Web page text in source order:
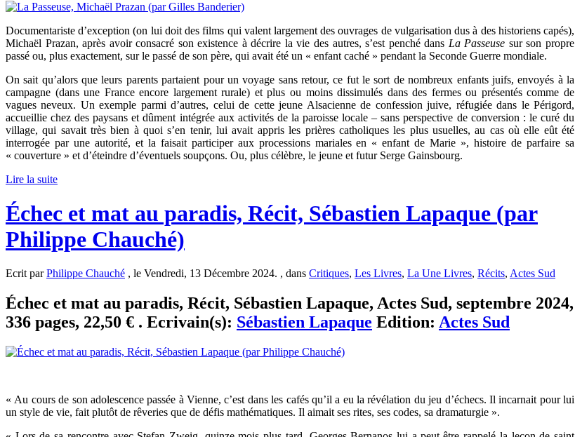
Documentariste d’exception (on lui doit des films qui valent largement des ouvrages de vulgarisation dus à des historiens capés),
Michaël Prazan, après avoir consacré son existence à décrire la vie des autres, s’est penché dans La Passeuse sur son propre
passé ou, plus exactement, sur le passé de son père, qui avait été un « enfant caché » pendant la Seconde Guerre mondiale.
On sait qu’alors que leurs parents partaient pour un voyage sans retour, ce fut le sort de nombreux enfants juifs, envoyés à la
campagne (dans une France encore largement rurale) et plus ou moins dissimulés dans des fermes ou présentés comme de
vagues neveux. Un exemple parmi d’autres, celui de cette jeune Alsacienne de confession juive, réfugiée dans le Périgord,
accueillie chez des paysans et dûment intégrée aux activités de la paroisse locale – sans perspective de conversion : le curé du
village, qui savait très bien à quoi s’en tenir, lui avait appris les prières catholiques les plus usuelles, au cas où elle eût été
interrogée par une autorité, et la faisait participer aux processions mariales en « enfant de Marie », histoire de parfaire sa
« couverture » et d’éteindre d’éventuels soupçons. Ou, plus célèbre, le jeune et futur Serge Gainsbourg.
Lire la suite
Échec et mat au paradis, Récit, Sébastien Lapaque (par
Philippe Chauché)
Ecrit parPhilippe Chauché , le Vendredi, 13 Décembre 2024. , dans Critiques, Les Livres, La Une Livres, Récits, Actes Sud
Échec et mat au paradis, Récit, Sébastien Lapaque, Actes Sud, septembre 2024,
336 pages, 22,50 € . Ecrivain(s): Sébastien Lapaque Edition: Actes Sud
« Au cours de son adolescence passée à Vienne, c’est dans les cafés qu’il a eu la révélation du jeu d’échecs. Il incarnait pour lui
un style de vie, fait plutôt de rêveries que de défis mathématiques. Il aimait ses rites, ses codes, sa dramaturgie ».